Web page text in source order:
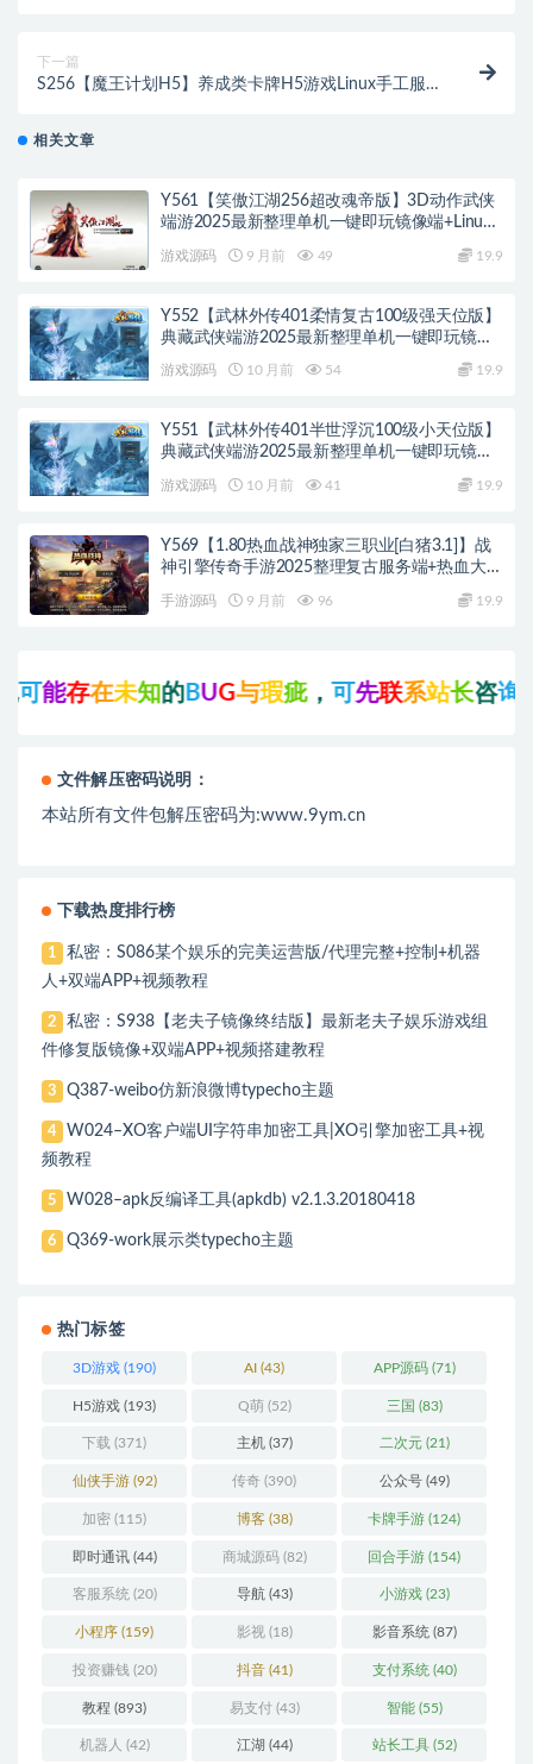
下一篇
S256【魔王计划H5】养成类卡牌H5游戏Linux手工服
相关文章
Y561【笑傲江湖256超改魂帝版】3D动作武侠
端游2025最新整理单机一键即玩镜像端+Linux
手工服务端+网页注册+GM工具+GM命令+PC客
户端+教程
游戏源码 9 月前 49 19.9
Y552【武林外传401柔情复古100级强天位版】
典藏武侠端游2025最新整理单机一键即玩镜像
端+Linux手工服务端+网页注册+GM工具+PC客
户端+详细搭建教程
游戏源码 10 月前 54 19.9
Y551【武林外传401半世浮沉100级小天位版】
典藏武侠端游2025最新整理单机一键即玩镜像
端+Linux手工服务端+网页注册+GM工具+PC客
户端+详细搭建教程
游戏源码 10 月前 41 19.9
Y569【1.80热血战神独家三职业[白猪3.1]】战
神引擎传奇手游2025整理复古服务端+热血大陆
手游源码 9 月前 96 19.9
存在未知的BUG与瑕疵，可先 联系站长咨询后再点
文件解压密码说明：
本站所有文件包解压密码为:www.9ym.cn
下载热度排行榜
1
私密：S086某个娱乐的完美运营版/代理完整+控制+机器
人+双端APP+视频教程
2
私密：S938【老夫子镜像终结版】最新老夫子娱乐游戏组
件修复版镜像+双端APP+视频搭建教程
3 Q387-weibo仿新浪微博typecho主题
4
W024–XO客户端UI字符串加密工具|XO引擎加密工具+视
频教程
5 W028–apk反编译工具(apkdb) v2.1.3.20180418
6 Q369-work展示类typecho主题
热门标签
3D游戏 (190) AI (43) APP源码(71)
H5游戏 (193) Q萌(52) 三国 (83)
下载 (371) 主机(37) 二次元(21)
仙侠手游(92) 传奇 (390) 公众号(49)
加密 (115) 博客(38) 卡牌手游 (124)
即时通讯(44) 商城源码(82) 回合手游 (154)
客服系统 (20) 导航(43) 小游戏(23)
小程序 (159) 影视(18) 影音系统 (87)
投资赚钱 (20) 抖音(41) 支付系统 (40)
教程 (893) 易支付(43) 智能(55)
机器人 (42) 江湖 (44) 站长工具(52)